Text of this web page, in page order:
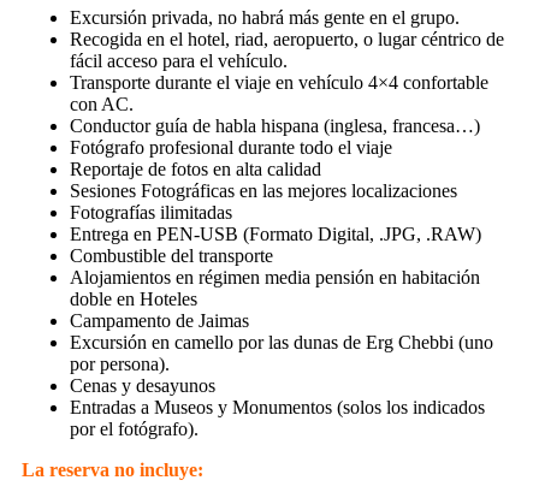
Excursión privada, no habrá más gente en el grupo.
Recogida en el hotel, riad, aeropuerto, o lugar céntrico de
fácil acceso para el vehículo.
Transporte durante el viaje en vehículo 4×4 confortable
con AC.
Conductor guía de habla hispana (inglesa, francesa…)
Fotógrafo profesional durante todo el viaje
Reportaje de fotos en alta calidad
Sesiones Fotográficas en las mejores localizaciones
Fotografías ilimitadas
Entrega en PEN-USB (Formato Digital, .JPG, .RAW)
Combustible del transporte
Alojamientos en régimen media pensión en habitación
doble en Hoteles
Campamento de Jaimas
Excursión en camello por las dunas de Erg Chebbi (uno
por persona).
Cenas y desayunos
Entradas a Museos y Monumentos (solos los indicados
por el fotógrafo).
La reserva no incluye: